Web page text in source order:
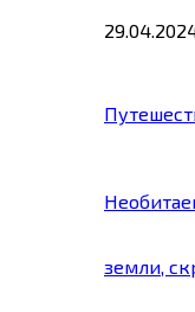
земли,